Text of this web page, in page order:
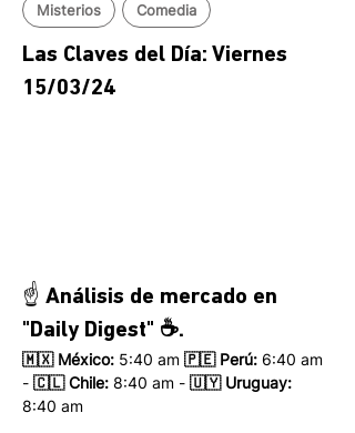
Misterios Comedia
Las Claves del Día: Viernes
15/03/24
☝️ Análisis de mercado en
"Daily Digest" ☕.
🇲🇽 México: 5:40 am 🇵🇪 Perú: 6:40 am
- 🇨🇱 Chile: 8:40 am - 🇺🇾 Uruguay:
8:40 am